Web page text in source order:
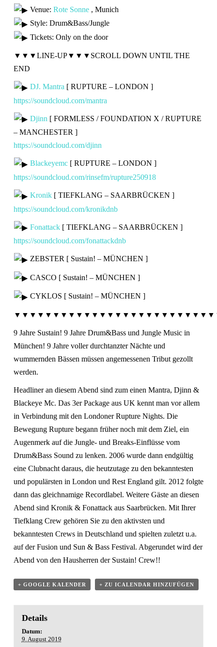
Venue:Rote Sonne , Munich
Style: Drum&Bass/Jungle
Tickets: Only on the door
▼▼▼LINE-UP▼▼▼SCROLL DOWN UNTIL THE
END
DJ.Mantra [ RUPTURE – LONDON ]
https://soundcloud.com/mantra
Djinn [ FORMLESS / FOUNDATION X / RUPTURE
– MANCHESTER ]
https://soundcloud.com/djinn
Blackeyemc [ RUPTURE – LONDON ]
https://soundcloud.com/rinsefm/rupture250918
Kronik [ TIEFKLANG – SAARBRÜCKEN ]
https://soundcloud.com/kronikdnb
Fonattack [ TIEFKLANG – SAARBRÜCKEN ]
https://soundcloud.com/fonattackdnb
ZEBSTER [ Sustain! – MÜNCHEN ]
CASCO [ Sustain! – MÜNCHEN ]
CYKLOS [ Sustain! – MÜNCHEN ]
9 Jahre Sustain! 9 Jahre Drum&Bass und Jungle Music in
München! 9 Jahre voller durchtanzter Nächte und
wummernden Bässen müssen angemessenen Tribut gezollt
werden.
Headliner an diesem Abend sind zum einen Mantra, Djinn &
Blackeye Mc. Das 3er Package aus UK kennt man vor allem
in Verbindung mit den Londoner Rupture Nights. Die
Bewegung Rupture begann früher noch mit dem Ziel, ein
Augenmerk auf die Jungle- und Breaks-Einflüsse vom
Drum&Bass Sound zu lenken. 2006 wurde dann endgültig
eine Clubnacht daraus, die heutzutage zu den bekanntesten
und populärsten in London und Rest England gilt. 2012 folgte
dann das gleichnamige Recordlabel. Weitere Gäste an diesen
Abend sind Kronik & Fonattack aus Saarbrücken. Mit Ihrer
Tiefklang Crew gehören Sie zu den aktivsten und
bekanntesten Crews in Deutschland und spielten zuletzt u.a.
auf der Fusion und Sun & Bass Festival. Abgerundet wird der
Abend von den Hausherren der Sustain! Crew!!
+ GOOGLE KALENDER + ZU ICALENDAR HINZUFÜGEN
Details
Datum:
9. August 2019